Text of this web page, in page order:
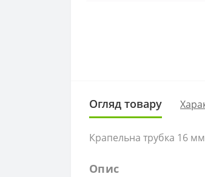
Огляд товару
Крапельна трубка 16
Опис